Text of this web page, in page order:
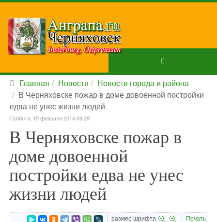
Главная Новости
Новости города и района
В Черняховске пожар в доме довоенной постройки
едва не унес жизни людей
Суббота, 15 февраля 2014 09:29
В Черняховске пожар в
доме довоенной
постройки едва не унес
жизни людей
размер шрифта Печать